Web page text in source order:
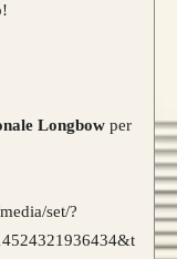
Longbow per
set/?